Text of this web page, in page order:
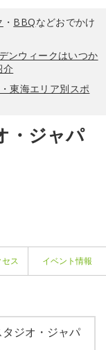
・ BBQなどおでかけ
ンウィークはいつか
介
東海エリア別スポ
・ジャパ
ス イベント情報
ジオ・ジャパ